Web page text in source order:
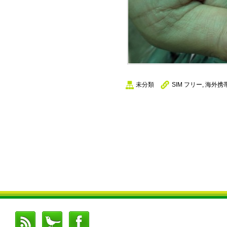
未分類 SIM フリー, 海外携